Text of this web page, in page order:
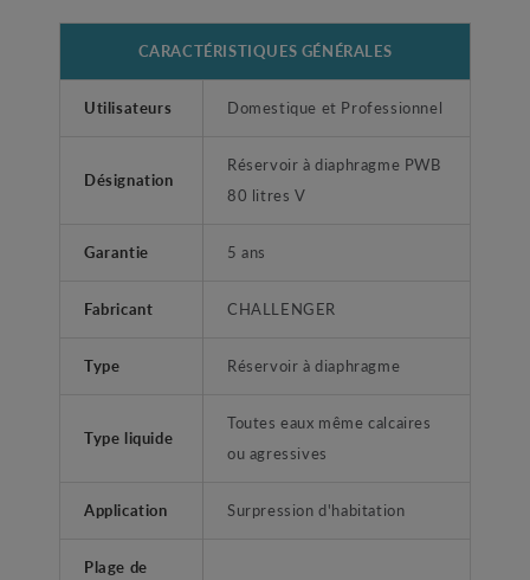
CARACTÉRISTIQUES GÉNÉRALES
Utilisateurs Domestique et Professionnel
Désignation
Réservoir à diaphragme PWB
80 litres V
Garantie 5 ans
Fabricant CHALLENGER
Type Réservoir à diaphragme
Type liquide
Toutes eaux même calcaires
ou agressives
Application Surpression d'habitation
Plage de